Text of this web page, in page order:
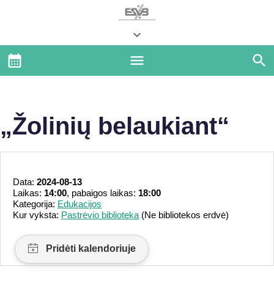
„Žolinių belaukiant“
Data: 2024-08-13
Laikas: 14:00, pabaigos laikas: 18:00
Kategorija: Edukacijos
Kur vyksta: Pastrėvio biblioteka (Ne bibliotekos erdvė)